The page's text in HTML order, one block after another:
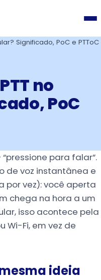
Significado, PoC e PTToC
no
PoC
“pressione para falar”.
de voz instantânea e
vez): você aperta
chega na hora a um
isso acontece pela
Wi-Fi, em vez de
mesma ideia